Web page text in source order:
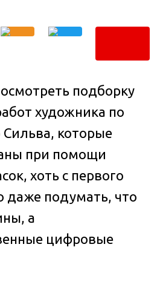
подборку
художника по
Сильва, которые
при помощи
хоть с первого
даже подумать, что
а
цифровые